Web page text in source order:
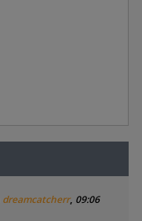
dreamcatcherr, 09:06